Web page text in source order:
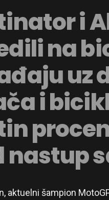
i
na
uz
i
nastup
aktuelni šampion